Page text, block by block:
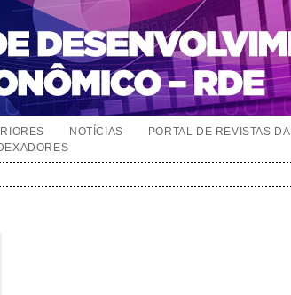
NOTÍCIAS
PORTAL DE REVISTAS DA